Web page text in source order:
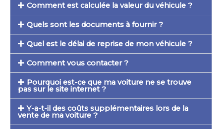
Comment est calculée la valeur du véhicule ?
Quels sont les documents à fournir ?
Quel est le délai de reprise de mon véhicule ?
Comment vous contacter ?
Pourquoi est-ce que ma voiture ne se trouve
pas sur le site internet ?
Y-a-t-il des coûts supplémentaires lors de la
vente de ma voiture ?